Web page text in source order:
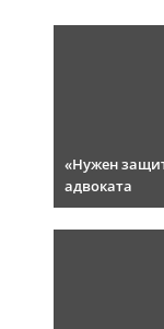
«Нужен
адвоката